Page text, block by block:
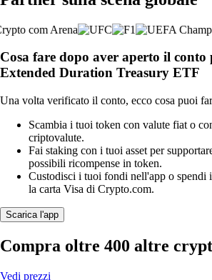
Cosa fare dopo aver aperto il
Extended Duration Treasury ETF
Una volta verificato il conto, ecco cosa puoi
Scambia i tuoi token con valute fiat o
criptovalute.
Fai staking con i tuoi asset per
possibili ricompense in token.
Custodisci i tuoi fondi nell'app o spendi
la carta Visa di Crypto.com.
Scarica l'app
Compra oltre 400 altre
Vedi prezzi